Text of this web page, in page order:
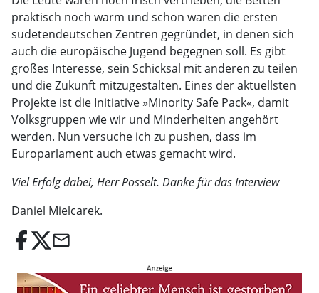
praktisch noch warm und schon waren die ersten
sudetendeutschen Zentren gegründet, in denen sich
auch die europäische Jugend begegnen soll. Es gibt
großes Interesse, sein Schicksal mit anderen zu teilen
und die Zukunft mitzugestalten. Eines der aktuellsten
Projekte ist die Initiative »Minority Safe Pack«, damit
Volksgruppen wie wir und Minderheiten angehört
werden. Nun versuche ich zu pushen, dass im
Europarlament auch etwas gemacht wird.
Viel Erfolg dabei, Herr Posselt. Danke für das Interview
Daniel Mielcarek.
email